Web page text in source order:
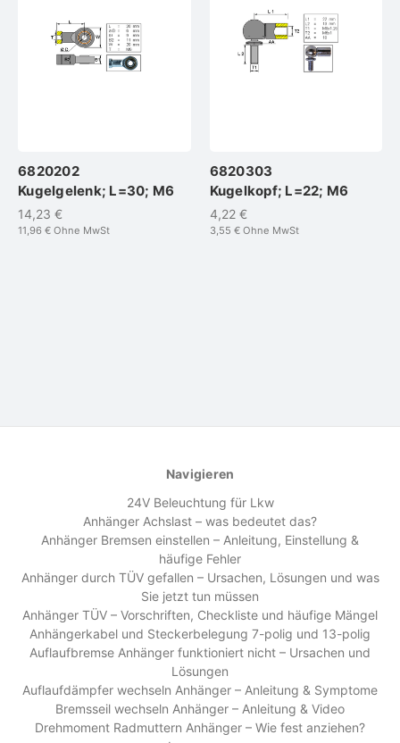
6820202
Kugelgelenk; L=30; M6
14,23 €
11,96 € Ohne MwSt
6820303
Kugelkopf; L=22; M6
4,22 €
3,55 €Ohne MwSt
Navigieren
24V Beleuchtung für Lkw
Anhänger Achslast – was bedeutet das?
Anhänger Bremsen einstellen – Anleitung, Einstellung &
häufige Fehler
Anhänger durch TÜV gefallen – Ursachen, Lösungen und was
Sie jetzt tun müssen
Anhänger TÜV – Vorschriften, Checkliste und häufige Mängel
Anhängerkabel und Steckerbelegung 7-polig und 13-polig
Auflaufbremse Anhänger funktioniert nicht – Ursachen und
Lösungen
Auflaufdämpfer wechseln Anhänger – Anleitung & Symptome
Bremsseil wechseln Anhänger – Anleitung & Video
Drehmoment Radmuttern Anhänger – Wie fest anziehen?